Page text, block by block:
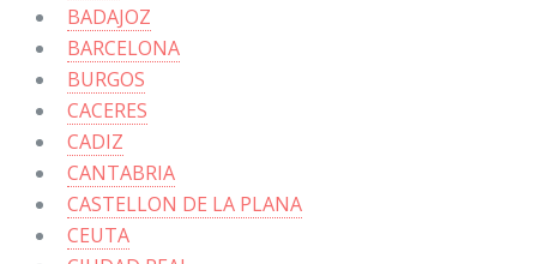
BADAJOZ
BARCELONA
BURGOS
CACERES
CADIZ
CANTABRIA
CASTELLON DE LA PLANA
CEUTA